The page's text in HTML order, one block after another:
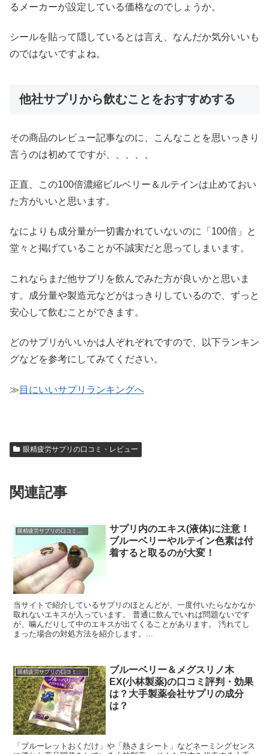
るメーカーが設定している価格なのでしょうか。
シールを貼って隠しているとは言え、なんだか気分いいも
のではないですよね。
他社サプリから飲むことをおすすめする
その商品のレビュー記事なのに、こんなことを思いっきり
言うのは初めてですが、、、、、
正直、この100倍濃縮ビルベリー＆ルテインは止めておい
た方がいいと思います。
なによりも成分量が一切書かれていないのに「100倍」と
堂々と掲げていることが不誠実だと思ってしまいます。
これならまだ他サプリを飲んでみた方が良いかと思いま
す。成分量や製造元などがはっきりしているので、ずっと
安心して飲むことができます。
どのサプリがいいかは人ぞれぞれですので、以下ランキン
グなどを参考にしてみてください。
≫ 目にいいサプリランキングへ
眼精疲労サプリの口コミ・レビュー
関連記事
サプリ内のエキス(液体)に注意！
ブルーベリーやルテイン色素は付
着すると取るのが大変！
当サイトで紹介しているサプリのほとんどが、一度付いたらなかなか
取れないエキスが入っています。 普通に飲んでいれば問題ないです
が、噛んだりして中のエキスが出てくることがあります。 汚れてし
まった場合の対処方法を紹介します。...
眼精疲労サプリの口コミ・レビュー
ブルーベリー＆メグスリノ木
EX(小林製薬)の口コミ評判・効果
は？大手製薬会社サプリの成分
は？
「ブルーレットおくだけ」や「熱さまシート」などネーミングセンス